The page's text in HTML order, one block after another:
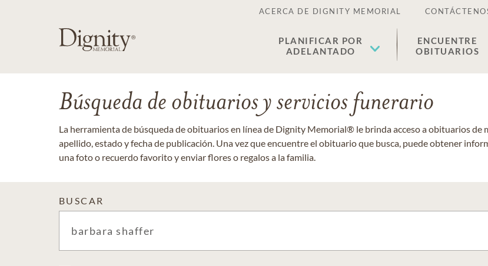
ACERCA DE DIGNITY MEMORIAL
PLANIFICAR POR
ADELANTADO
ENCUENTRE
OBITUARIOS
Búsqueda de obituarios y servicios funerario
La herramienta de búsqueda de obituarios en línea de Dignity Memorial® le brinda acceso a obituarios de
apellido, estado y fecha de publicación. Una vez que encuentre el obituario que busca, puede obtener
una foto o recuerdo favorito y enviar flores o regalos a la familia.
BUSCAR